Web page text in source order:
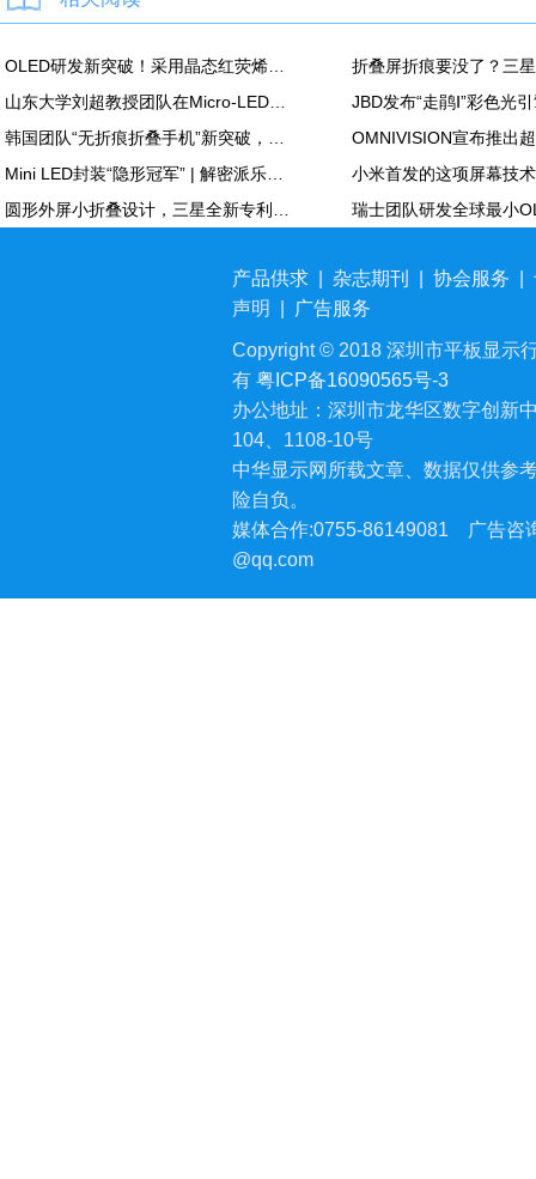
折叠屏折痕要没了？三
产品供求 杂志期刊 协会服务
声明
广告服务
Copyright © 2018 深圳市平板显示
有 粤ICP备16090565号-3
办公地址：深圳市龙华区数字创新
104、1108-10号
中华显示网所载文章、数据仅供参
险自负。
媒体合作:0755-86149081
广告咨
@qq.com